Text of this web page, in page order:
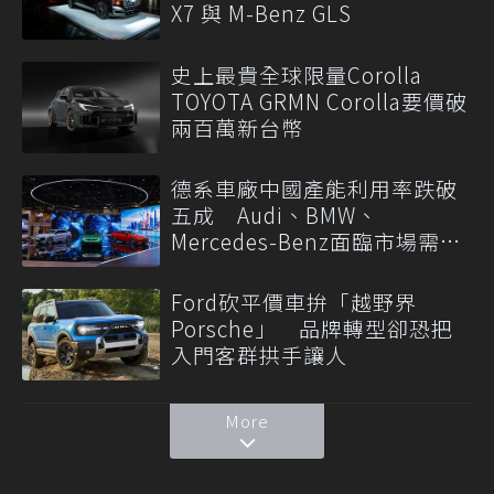
X7 與 M-Benz GLS
史上最貴全球限量Corolla
TOYOTA GRMN Corolla要價破
兩百萬新台幣
德系車廠中國產能利用率跌破
五成 Audi、BMW、
Mercedes-Benz面臨市場需求
Ford砍平價車拚「越野界
Porsche」 品牌轉型卻恐把
入門客群拱手讓人
More